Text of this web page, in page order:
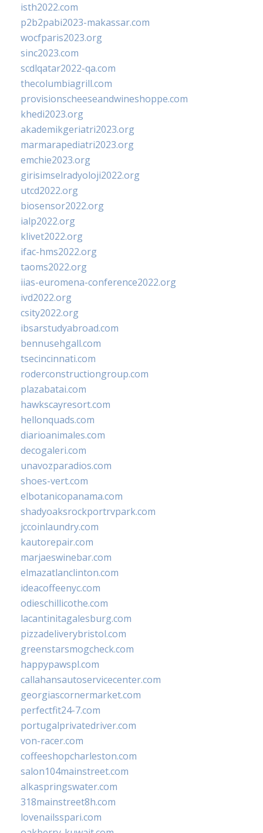
isth2022.com
p2b2pabi2023-makassar.com
wocfparis2023.org
sinc2023.com
scdlqatar2022-qa.com
thecolumbiagrill.com
provisionscheeseandwineshoppe.com
khedi2023.org
akademikgeriatri2023.org
marmarapediatri2023.org
emchie2023.org
girisimselradyoloji2022.org
utcd2022.org
biosensor2022.org
ialp2022.org
klivet2022.org
ifac-hms2022.org
taoms2022.org
iias-euromena-conference2022.org
ivd2022.org
csity2022.org
ibsarstudyabroad.com
bennusehgall.com
tsecincinnati.com
roderconstructiongroup.com
plazabatai.com
hawkscayresort.com
hellonquads.com
diarioanimales.com
decogaleri.com
unavozparadios.com
shoes-vert.com
elbotanicopanama.com
shadyoaksrockportrvpark.com
jccoinlaundry.com
kautorepair.com
marjaeswinebar.com
elmazatlanclinton.com
ideacoffeenyc.com
odieschillicothe.com
lacantinitagalesburg.com
pizzadeliverybristol.com
greenstarsmogcheck.com
happypawspl.com
callahansautoservicecenter.com
georgiascornermarket.com
perfectfit24-7.com
portugalprivatedriver.com
von-racer.com
coffeeshopcharleston.com
salon104mainstreet.com
alkaspringswater.com
318mainstreet8h.com
lovenailsspari.com